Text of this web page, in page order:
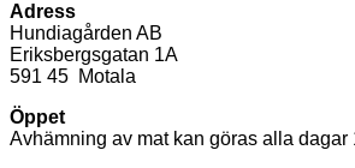
Adress
Hundiagården AB
Eriksbergsgatan 1A
591 45 Motala
Öppet
Avhämning av mat kan göras alla dagar